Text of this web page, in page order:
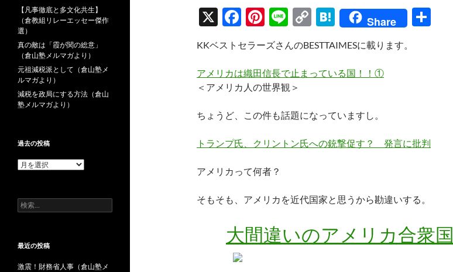
X
F
ac
e
b
o
o
Pi
nt
er
es
t
Li
n
e
C
p
y
n
H
at
e
n
Share
KKベストセラーズさんのBESTTAIMESに載ります。
アメリカは織田信長で止まっている国！！①
＜アメリカ人の世界観＞
ちょうど、この件も話題になっていますし。
トランプ氏、クリントン氏への銃撃促す？ 発言に批判
アメリカって何者？
そもそも、アメリカを近代国家と思うから勘違いする。
大間違いのアメリカ合衆国
【凡事徹底と多文化共生】
（倉教組リレーエッセー傑作
選）
真の敵は「霞が関の総意」
（倉山塾メルマガより）
元祖減税派として（倉山塾メ
ルマガより）
減税を政局にする方法（倉山
塾メルマガより）
過去の投稿
過
稿
検
索:
最近の投稿
激震！財務省人事（倉山塾メ